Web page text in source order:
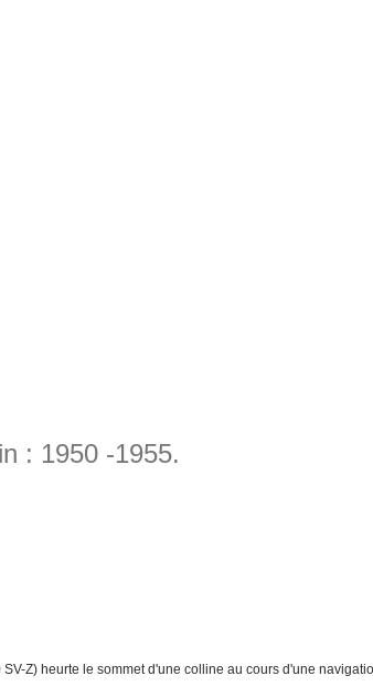
: 1950 -1955.
Z) heurte le sommet d'une colline au cours d'une